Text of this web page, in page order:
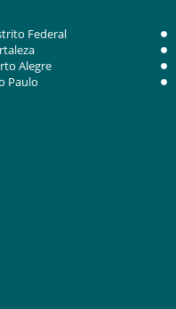
Federal
Alegre
Paulo